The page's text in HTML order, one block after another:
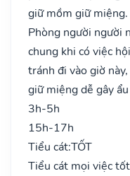
giữ mồm giữ
Phòng người người
chung khi có việc
tránh đi vào giờ
giữ miệng dễ gây
3h-5h
15h-17h
Tiểu cát:TỐT
Tiểu cát mọi việc